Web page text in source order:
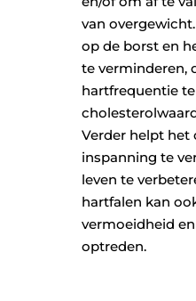
van
op de borst en
te verminderen,
hartfrequentie
Verder helpt het
inspanning te
leven te
hartfalen kan
vermoeidheid
optreden.